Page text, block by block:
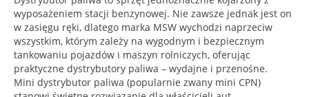
wyposażeniem stacji benzynowej. Nie zawsze jednak jest on
w zasięgu ręki, dlatego marka MSW wychodzi naprzeciw
wszystkim, którym zależy na wygodnym i bezpiecznym
tankowaniu pojazdów i maszyn rolniczych, oferując
praktyczne dystrybutory paliwa – wydajne i przenośne.
Mini dystrybutor paliwa (popularnie zwany mini CPN)